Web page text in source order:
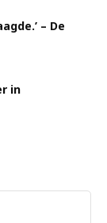
– De
in